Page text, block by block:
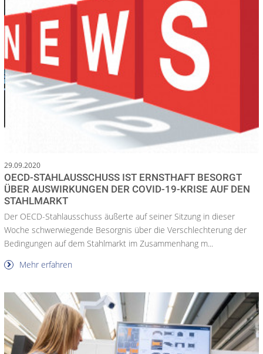
29.09.2020
OECD-STAHLAUSSCHUSS IST ERNSTHAFT BESORGT
ÜBER AUSWIRKUNGEN DER COVID-19-KRISE AUF DEN
STAHLMARKT
Der OECD-Stahlausschuss äußerte auf seiner Sitzung in dieser
Woche schwerwiegende Besorgnis über die Verschlechterung der
Bedingungen auf dem Stahlmarkt im Zusammenhang m...
Mehr erfahren